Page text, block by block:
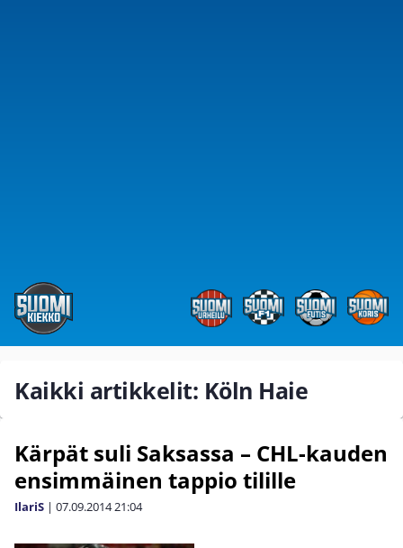
Kaikki artikkelit: Köln Haie
Kärpät suli Saksassa – CHL-kauden
ensimmäinen tappio tilille
IlariS | 07.09.201421:04